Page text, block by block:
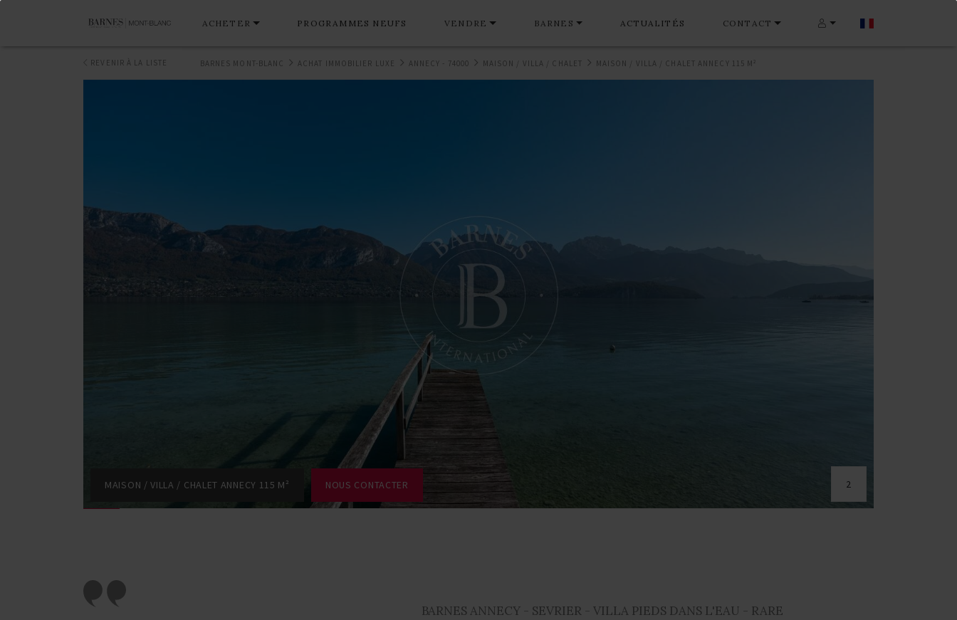
ACHETER PROGRAMMES NEUFS VENDRE BARNES ACTUALITÉS CONTACT
BARNES MONT-BLANC ACHAT IMMOBILIER LUXE ANNECY - 74000 MAISON / VILLA / CHALET MAISON / VILLA / CHALET ANNECY 115 M²
REVENIR À LA LISTE
MAISON / VILLA / CHALET ANNECY 115 M² NOUS CONTACTER 2
BARNES ANNECY - SEVRIER - VILLA PIEDS DANS L'EAU - RARE